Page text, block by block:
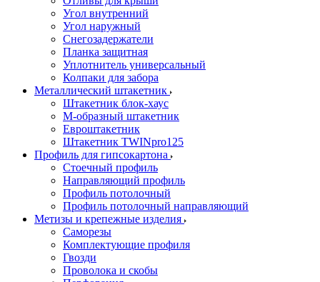
Угол внутренний
Угол наружный
Снегозадержатели
Планка защитная
Уплотнитель универсальный
Колпаки для забора
Металлический штакетник
Штакетник блок-хаус
М-образный штакетник
Евроштакетник
Штакетник TWINpro125
Профиль для гипсокартона
Стоечный профиль
Направляющий профиль
Профиль потолочный
Профиль потолочный направляющий
Метизы и крепежные изделия
Саморезы
Комплектующие профиля
Гвозди
Проволока и скобы